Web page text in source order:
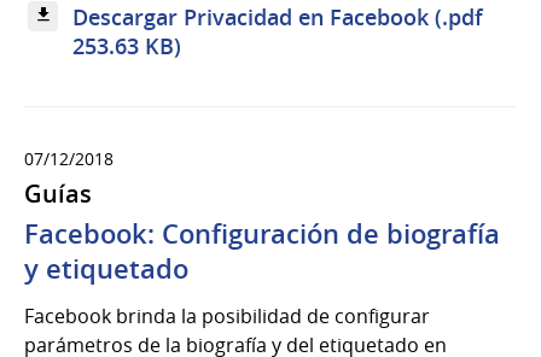
Descargar Privacidad en Facebook (.pdf
253.63 KB)
07/12/2018
Guías
Facebook: Configuración de biografía
y etiquetado
Facebook brinda la posibilidad de configurar
parámetros de la biografía y del etiquetado en